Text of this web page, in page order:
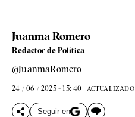
Juanma Romero
Redactor de Política
@JuanmaRomero
24 / 06 / 2025 - 15: 40 ACTUALIZADO
Seguir en